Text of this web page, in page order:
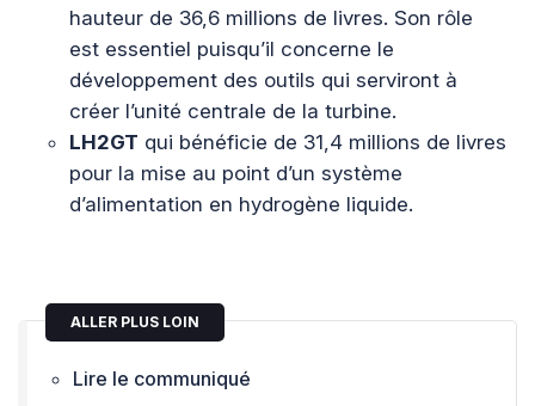
hauteur de 36,6 millions de livres. Son rôle
est essentiel puisqu’il concerne le
développement des outils qui serviront à
créer l’unité centrale de la turbine.
LH2GT qui bénéficie de 31,4 millions de livres
pour la mise au point d’un système
d’alimentation en hydrogène liquide.
ALLER PLUS LOIN
Lire le communiqué